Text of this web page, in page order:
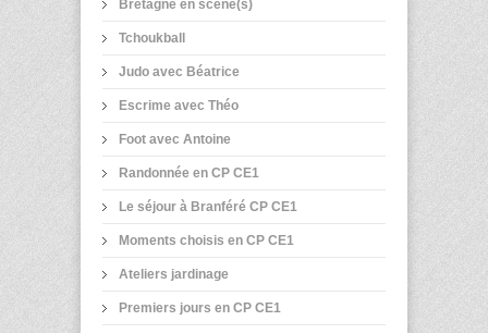
Bretagne en scène(s)
Tchoukball
Judo avec Béatrice
Escrime avec Théo
Foot avec Antoine
Randonnée en CP CE1
Le séjour à Branféré CP CE1
Moments choisis en CP CE1
Ateliers jardinage
Premiers jours en CP CE1